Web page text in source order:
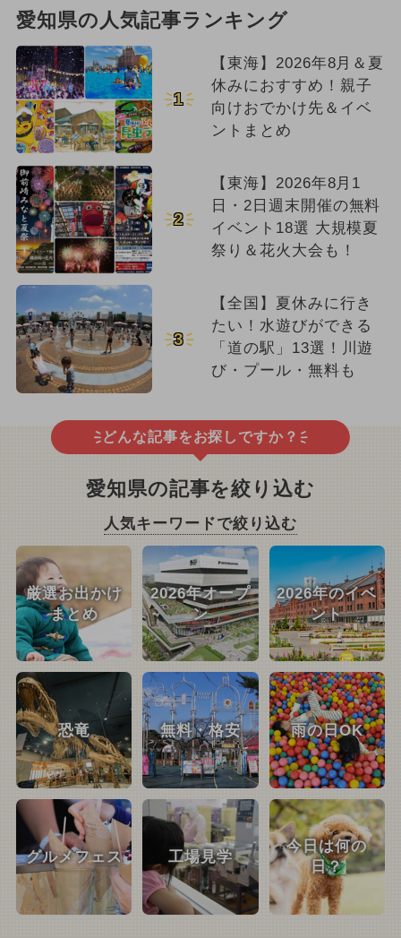
愛知県の人気記事ランキング
1
【東海】2026年8月＆夏
休みにおすすめ！親子
向けおでかけ先＆イベ
ントまとめ
2
【東海】2026年8月1
日・2日週末開催の無料
イベント18選 大規模夏
祭り＆花火大会も！
3
【全国】夏休みに行き
たい！水遊びができる
「道の駅」13選！川遊
び・プール・無料も
どんな記事をお探しですか？
愛知県の記事を絞り込む
人気キーワードで絞り込む
厳選お出かけ
まとめ
2026年オープ
ン
2026年のイベ
ント
恐竜 無料・格安 雨の日OK
グルメフェス 工場見学
今日は何の
日？